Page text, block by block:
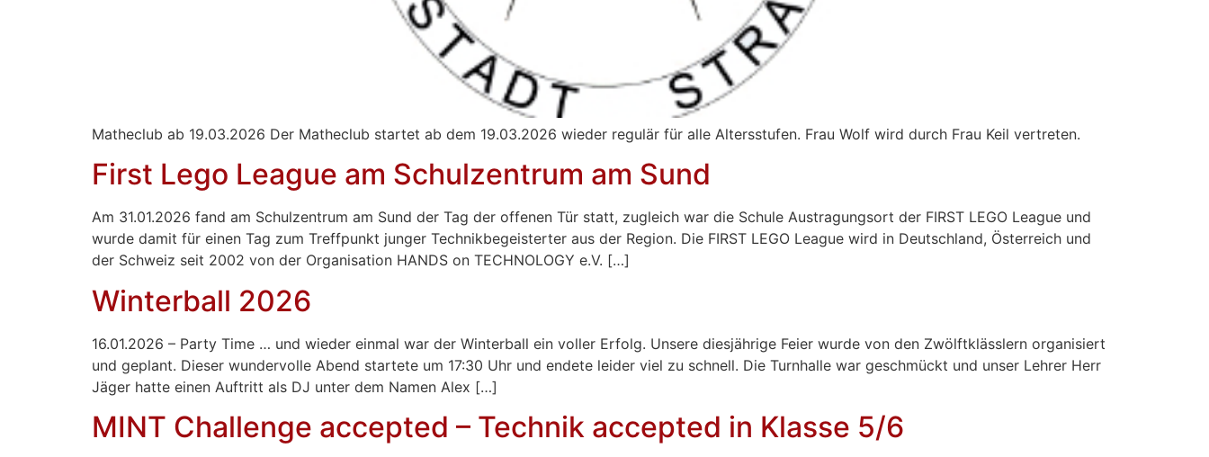
Matheclub ab 19.03.2026 Der Matheclub startet ab dem 19.03.2026 wieder regulär für alle Altersstufen. Frau Wolf wird durch Frau Keil vertreten.
First Lego League am Schulzentrum am Sund
Am 31.01.2026 fand am Schulzentrum am Sund der Tag der offenen Tür statt, zugleich war die Schule Austragungsort der FIRST LEGO League und
wurde damit für einen Tag zum Treffpunkt junger Technikbegeisterter aus der Region. Die FIRST LEGO League wird in Deutschland, Österreich und
der Schweiz seit 2002 von der Organisation HANDS on TECHNOLOGY e.V. […]
Winterball 2026
16.01.2026 – Party Time … und wieder einmal war der Winterball ein voller Erfolg. Unsere diesjährige Feier wurde von den Zwölftklässlern organisiert
und geplant. Dieser wundervolle Abend startete um 17:30 Uhr und endete leider viel zu schnell. Die Turnhalle war geschmückt und unser Lehrer Herr
Jäger hatte einen Auftritt als DJ unter dem Namen Alex […]
MINT Challenge accepted – Technik accepted in Klasse 5/6